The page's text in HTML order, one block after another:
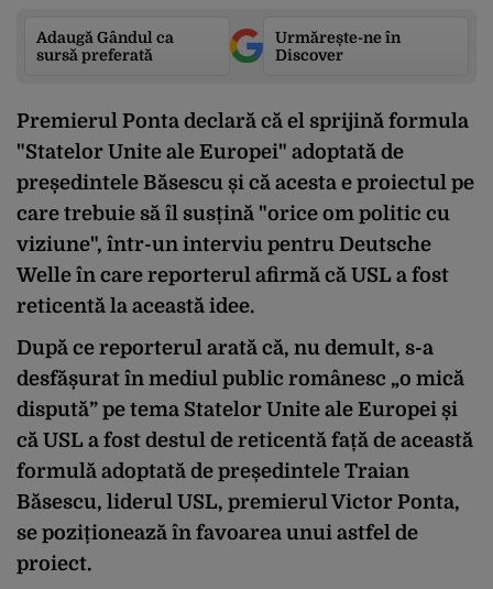
Adaugă Gândul ca
sursă preferată
Urmărește-ne în
Discover
Premierul Ponta declară că el sprijină formula
"Statelor Unite ale Europei" adoptată de
președintele Băsescu și că acesta e proiectul pe
care trebuie să îl susțină "orice om politic cu
viziune", într-un interviu pentru Deutsche
Welle în care reporterul afirmă că USL a fost
reticentă la această idee.
După ce reporterul arată că, nu demult, s-a
desfășurat în mediul public românesc „o mică
dispută” pe tema Statelor Unite ale Europei și
că USL a fost destul de reticentă față de această
formulă adoptată de președintele Traian
Băsescu, liderul USL, premierul Victor Ponta,
se poziționează în favoarea unui astfel de
proiect.